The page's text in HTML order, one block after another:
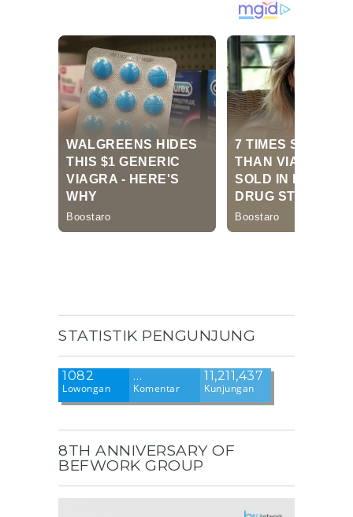
STATISTIK PENGUNJUNG
1082
Lowongan
…
Komentar
11,211,437
Kunjungan
8TH ANNIVERSARY OF
BEFWORK GROUP